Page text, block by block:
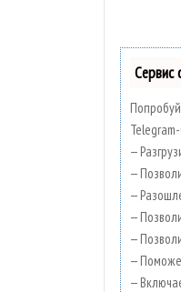
Сервис
—
—
—
—
—
—
—